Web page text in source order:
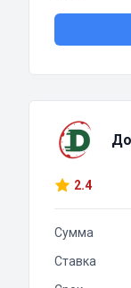
2.4
Сумма
Ставка